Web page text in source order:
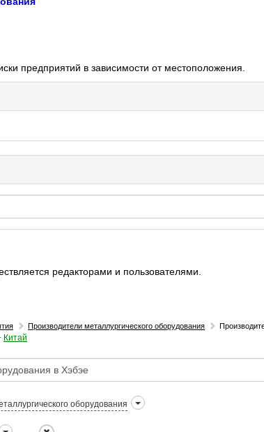
предприятий в зависимости от местоположения.
редакторами и пользователями.
Производители металлургического оборудования
Китай
оборудования